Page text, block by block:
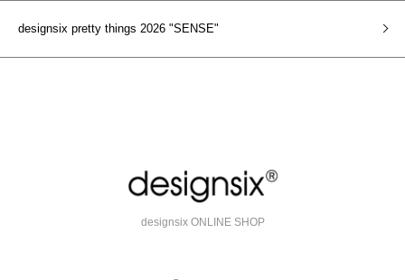
designsix pretty things 2026 "SENSE"
designsix ONLINE SHOP